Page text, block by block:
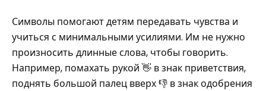
Символы помогают детям передавать чувства и
учиться с минимальными усилиями. Им не нужно
произносить длинные слова, чтобы говорить.
Например, помахать рукой 👋 в знак приветствия,
поднять большой палец вверх 👎 в знак одобрения